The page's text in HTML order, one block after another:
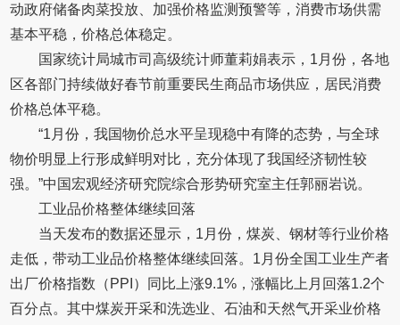
动政府储备肉菜投放、加强价格监测预警等，消费市场供需
基本平稳，价格总体稳定。
国家统计局城市司高级统计师董莉娟表示，1月份，各地
区各部门持续做好春节前重要民生商品市场供应，居民消费
价格总体平稳。
“1月份，我国物价总水平呈现稳中有降的态势，与全球
物价明显上行形成鲜明对比，充分体现了我国经济韧性较
强。”中国宏观经济研究院综合形势研究室主任郭丽岩说。
工业品价格整体继续回落
当天发布的数据还显示，1月份，煤炭、钢材等行业价格
走低，带动工业品价格整体继续回落。1月份全国工业生产者
出厂价格指数（PPI）同比上涨9.1%，涨幅比上月回落1.2个
百分点。其中煤炭开采和洗选业、石油和天然气开采业价格